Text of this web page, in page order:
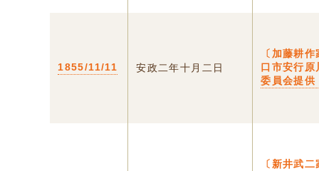
1855/11/11 安政二年十月二日
〔加藤耕
口市安行原
委員会提供
〔新井武